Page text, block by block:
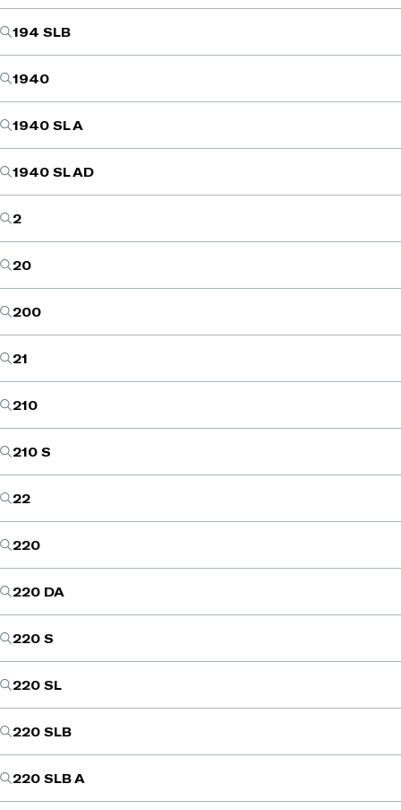
194 SLB
1940
1940 SL A
1940 SL AD
2
20
200
21
210
210 S
22
220
220 DA
220 S
220 SL
220 SLB
220 SLB A